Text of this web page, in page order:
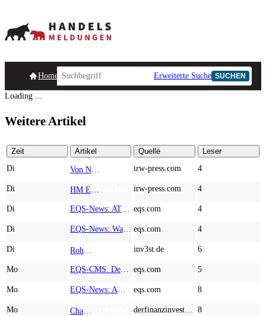
HomepageHandelsmeldungen Ad-Hoc-Meldungen
Erweiterte Suche SUCHEN
Loading ...
Weitere Artikel
Zeit Artikel Quelle
Leser
Di
irw-press.com 4
Di irw-press.com 4
Di eqs.com 4
Di eqs.com 4
Di inv3st.de 6
Mo eqs.com 5
Mo eqs.com 8
Mo 8